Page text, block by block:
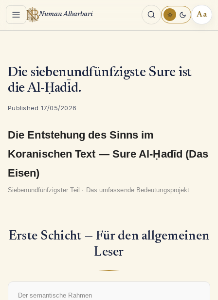
Menu Numan Albarbari Aa
Die siebenundfünfzigste Sure ist
die Al-Ḥadīd.
Published 17/05/2026
Die Entstehung des Sinns im
Koranischen Text — Sure Al-Ḥadīd (Das
Eisen)
Siebenundfünfzigster Teil · Das umfassende Bedeutungsprojekt
Erste Schicht — Für den allgemeinen
Leser
Der semantische Rahmen